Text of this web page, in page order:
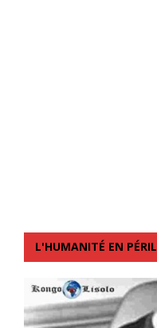
L'HUMANITÉ EN PÉRIL